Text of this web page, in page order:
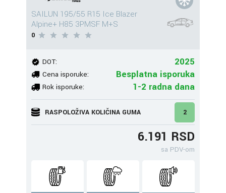
SAILUN 195/55 R15 Ice Blazer
Alpine+ H85 3PMSF M+S
0
DOT: 2025
Cena isporuke: Besplatna isporuka
Rok isporuke: 1-2 radna dana
RASPOLOŽIVA KOLIČINA GUMA 2
6.191 RSD
sa PDV-om